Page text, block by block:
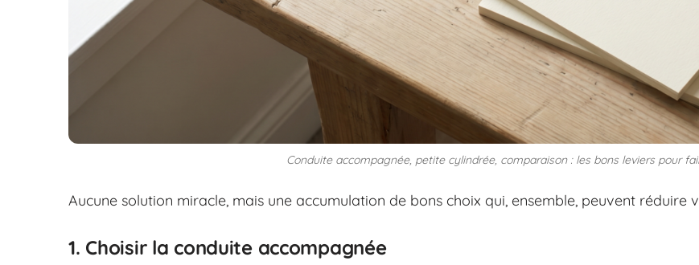
Conduite accompagnée, petite cylindrée, comparaison : les bons leviers pour
Aucune solution miracle, mais une accumulation de bons choix qui, ensemble, peuvent réduire
1. Choisir la conduite accompagnée